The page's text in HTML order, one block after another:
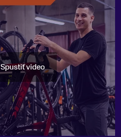
Spustiť video